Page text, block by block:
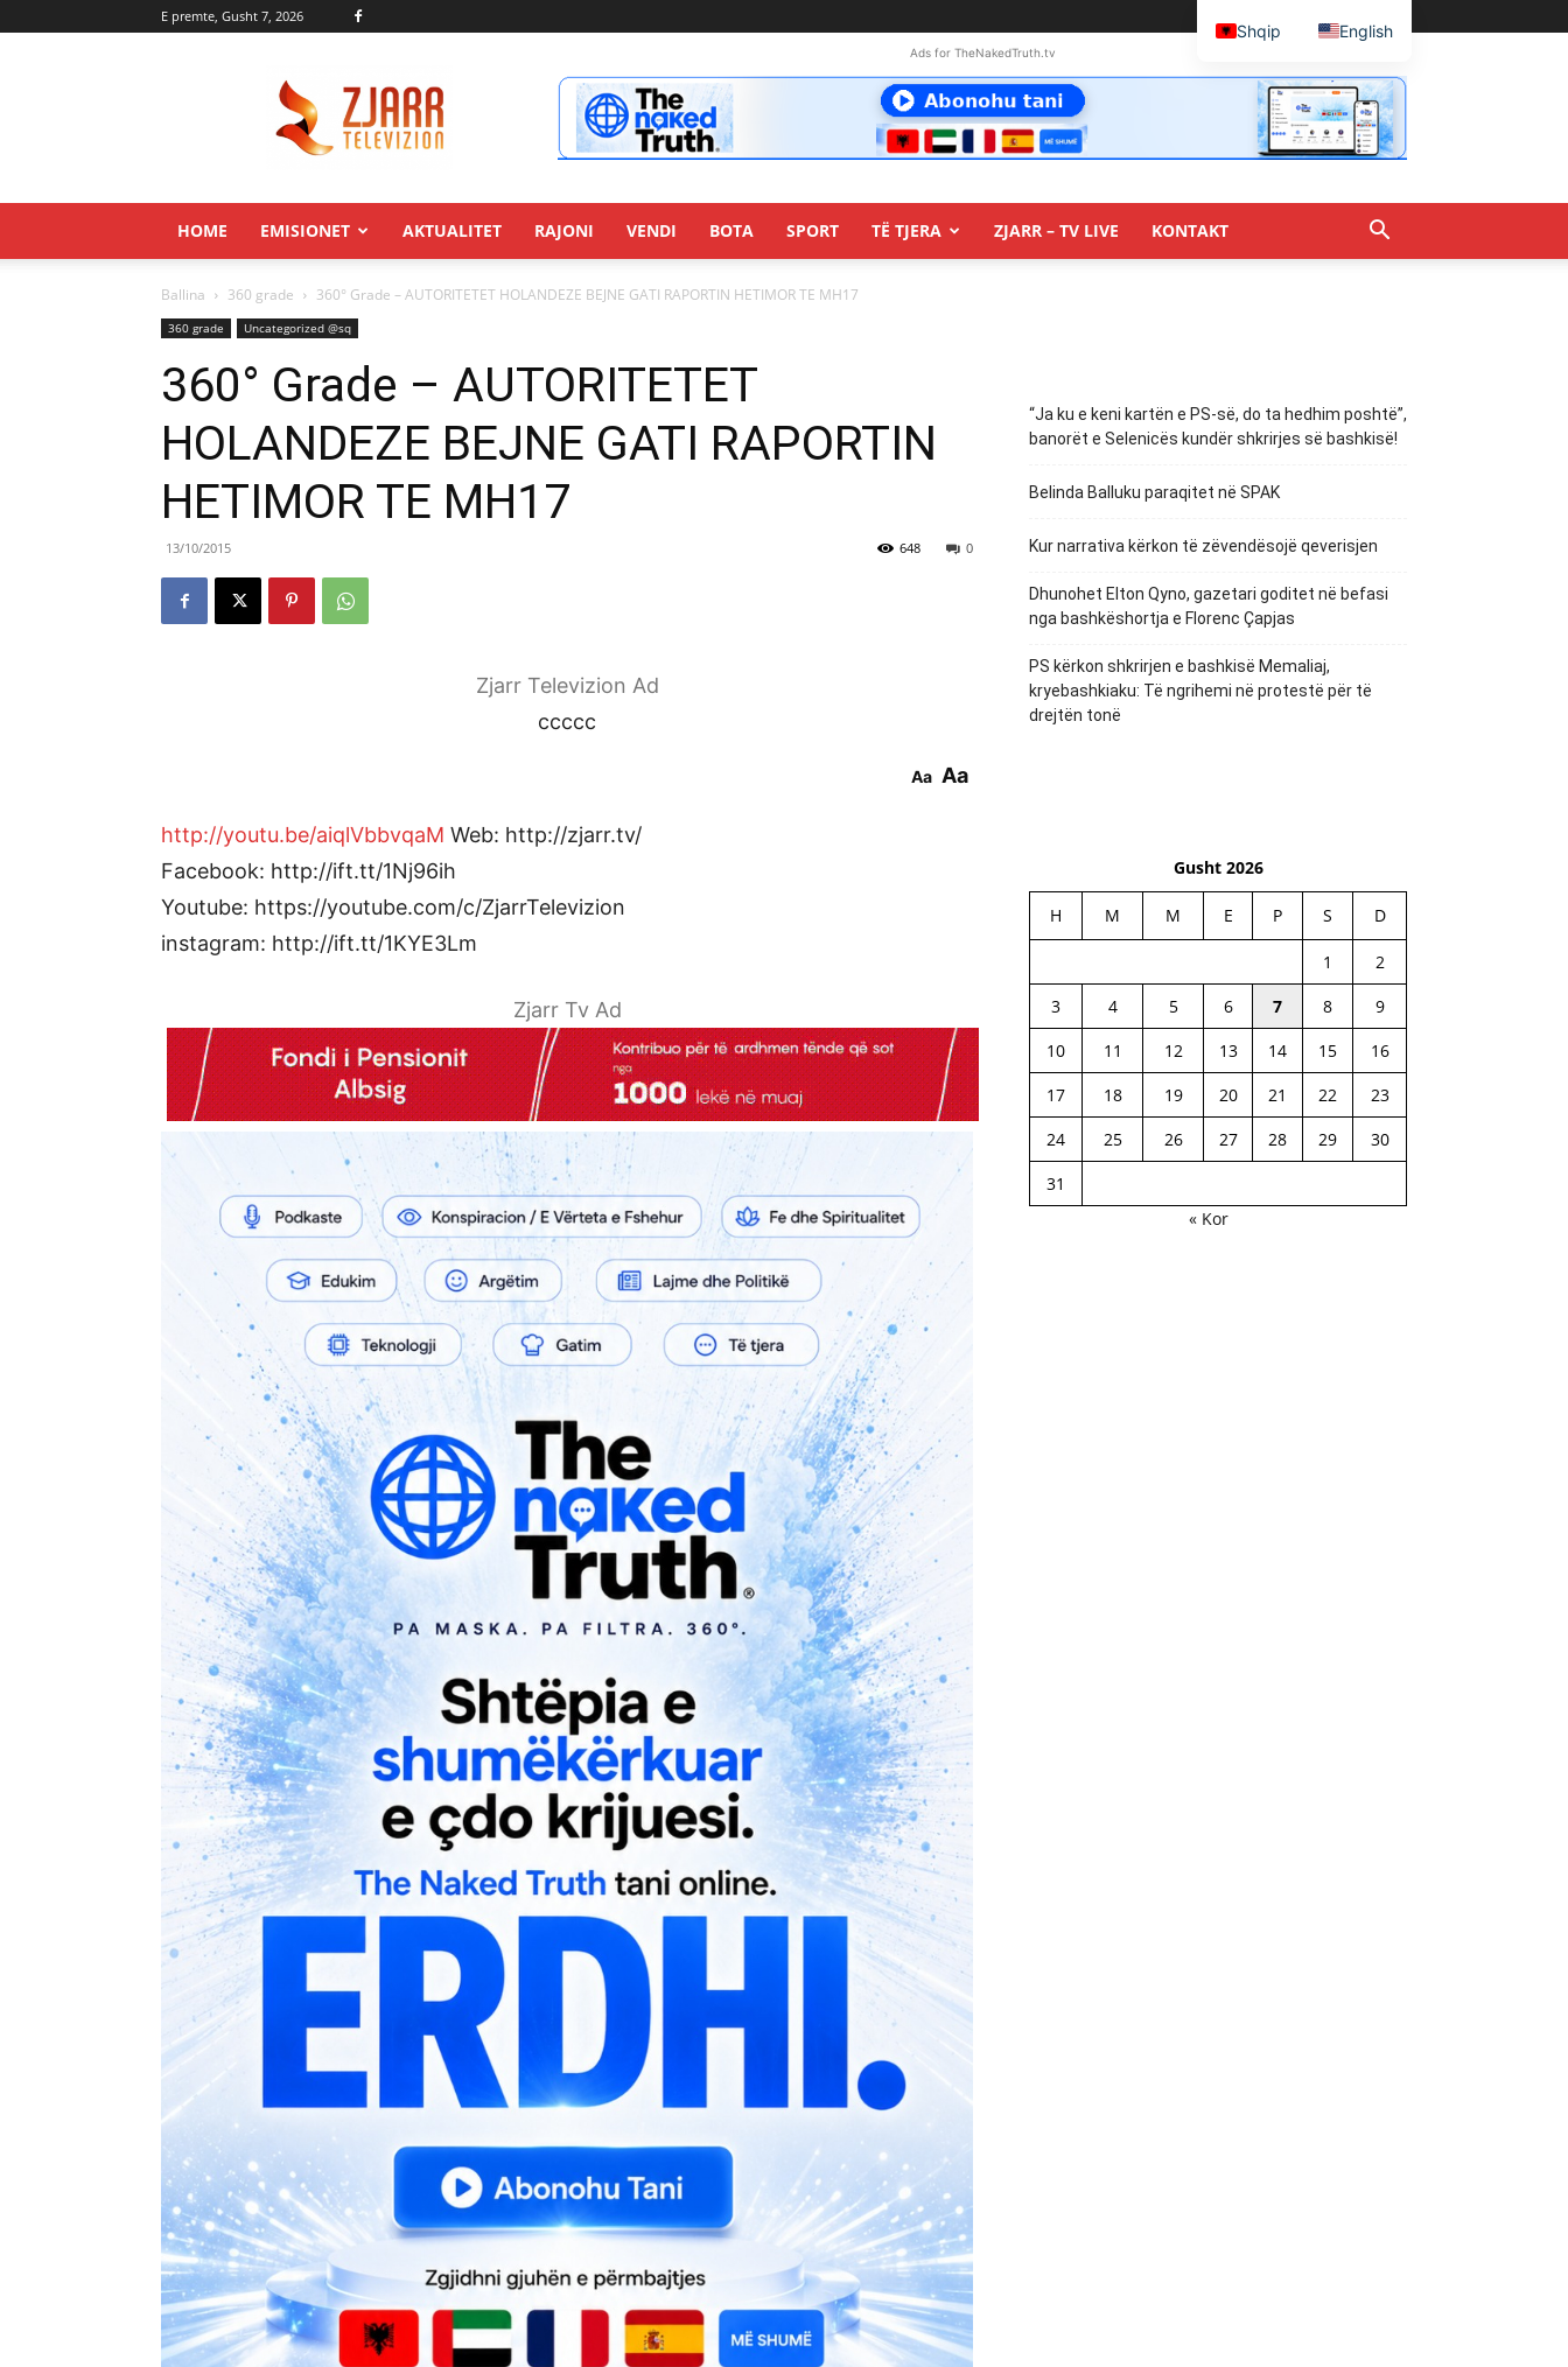
E premte, Gusht 7, 2026
Ads for TheNakedTruth.tv
HOME EMISIONET AKTUALITET RAJONI VENDI BOTA SPORT TË TJERA ZJARR – TV LIVE KONTAKT
Ballina 360 grade 360° Grade – AUTORITETET HOLANDEZE BEJNE GATI RAPORTIN HETIMOR TE MH17
360 grade Uncategorized @sq
360° Grade – AUTORITETET
HOLANDEZE BEJNE GATI RAPORTIN
HETIMOR TE MH17
13/10/2015 0
648
Zjarr Televizion Ad
ccccc
Aa Aa
http://youtu.be/aiqlVbbvqaM Web: http://zjarr.tv/
Facebook: http://ift.tt/1Nj96ih
Youtube: https://youtube.com/c/ZjarrTelevizion
instagram: http://ift.tt/1KYE3Lm
Zjarr Tv Ad
“Ja ku e keni kartën e PS-së, do ta hedhim poshtë”,
banorët e Selenicës kundër shkrirjes së bashkisë!
Belinda Balluku paraqitet në SPAK
Kur narrativa kërkon të zëvendësojë qeverisjen
Dhunohet Elton Qyno, gazetari goditet në befasi
nga bashkëshortja e Florenc Çapjas
PS kërkon shkrirjen e bashkisë Memaliaj,
kryebashkiaku: Të ngrihemi në protestë për të
drejtën tonë
Gusht 2026
H M M E P S D
1
2
3
4 5 6 7 8
9
10
11 12 13 14 15
16
17
18 19 20 21 22
23
24
25 26 27 28 29
30
31
« Kor
Shqip English